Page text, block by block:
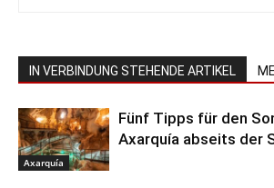
IN VERBINDUNG STEHENDE ARTIKEL
Axarquía
Fünf Tipps für den
Axarquía abseits der